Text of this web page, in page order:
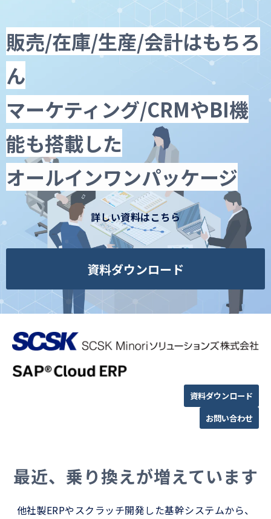
販売/在庫/生産/会計はもちろ
ん
マーケティング/CRMやBI機
能も搭載した
オールインワンパッケージ
詳しい資料はこちら
資料ダウンロード
資料ダウンロード
お問い合わせ
最近、乗り換えが増えています
他社製ERPやスクラッチ開発した基幹システムから、